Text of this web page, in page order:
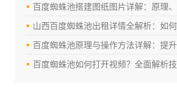
百度蜘蛛池搭建图纸图片详解：原理、搭建步
山西百度蜘蛛池出租详情全解析：如何安全高效利
百度蜘蛛池原理与操作方法详解：提升网站收
百度蜘蛛池如何打开视频？全面解析技术原理与操